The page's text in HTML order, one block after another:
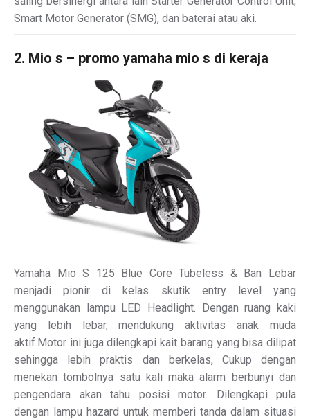
Smart Motor Generator (SMG), dan baterai atau aki.
2. Mio s – promo yamaha mio s di keraja
Yamaha Mio S 125 Blue Core Tubeless & Ban Lebar
menjadi pionir di kelas skutik entry level yang
menggunakan lampu LED Headlight. Dengan ruang kaki
yang lebih lebar, mendukung aktivitas anak muda
aktif.Motor ini juga dilengkapi kait barang yang bisa dilipat
sehingga lebih praktis dan berkelas, Cukup dengan
menekan tombolnya satu kali maka alarm berbunyi dan
pengendara akan tahu posisi motor. Dilengkapi pula
dengan lampu hazard untuk memberi tanda dalam situasi